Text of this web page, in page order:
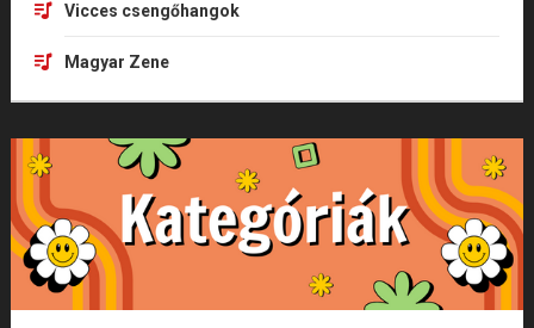
Vicces csengőhangok
Magyar Zene